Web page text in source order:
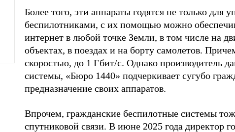
Более того, эти аппараты годятся не только для
беспилотниками, с их помощью можно
интернет в любой точке Земли, в том числе на
объектах, в поездах и на борту самолетов.
скоростью, до 1 Гбит/с. Однако производитель
системы, «Бюро 1440» подчеркивает сугубо
предназначение своих аппаратов.
Впрочем, гражданские беспилотные системы
спутниковой связи. В июне 2025 года директор